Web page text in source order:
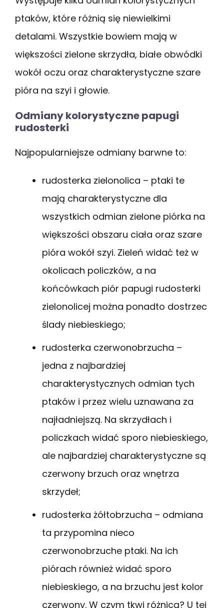
ptaków, które różnią się niewielkimi
detalami. Wszystkie bowiem mają w
większości zielone skrzydła, białe obwódki
wokół oczu oraz charakterystyczne szare
pióra na szyi i głowie.
Odmiany kolorystyczne papugi
rudosterki
Najpopularniejsze odmiany barwne to:
rudosterka zielonolica – ptaki te
mają charakterystyczne dla
wszystkich odmian zielone piórka na
większości obszaru ciała oraz szare
pióra wokół szyi. Zieleń widać też w
okolicach policzków, a na
końcówkach piór papugi rudosterki
zielonolicej można ponadto dostrzec
ślady niebieskiego;
rudosterka czerwonobrzucha –
jedna z najbardziej
charakterystycznych odmian tych
ptaków i przez wielu uznawana za
najładniejszą. Na skrzydłach i
policzkach widać sporo niebieskiego,
ale najbardziej charakterystyczne są
czerwony brzuch oraz wnętrza
skrzydeł;
rudosterka żółtobrzucha – odmiana
ta przypomina nieco
czerwonobrzuche ptaki. Na ich
piórach również widać sporo
niebieskiego, a na brzuchu jest kolor
czerwony. W czym tkwi różnicą? U tej